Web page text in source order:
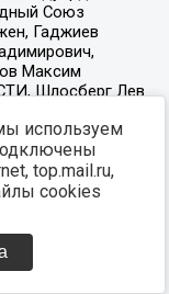
используем
top.mail.ru,
cookies